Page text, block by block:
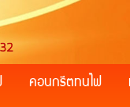
คอนกรีตทนไฟ